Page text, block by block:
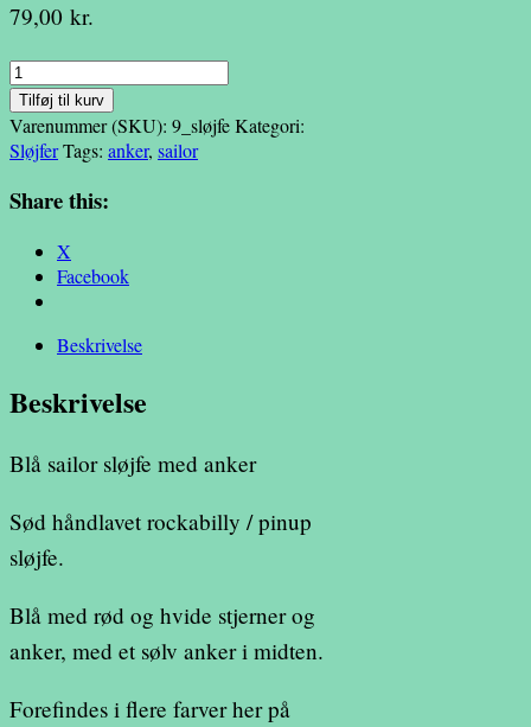
79,00 kr.
Blå
sailor
sløjfe
med
anker
antal
Tilføj til kurv
Varenummer (SKU): 9_sløjfeKategori:
SløjferTags: anker, sailor
Share this:
X
Facebook
Beskrivelse
Beskrivelse
Blå sailor sløjfe med anker
Sød håndlavet rockabilly / pinup
sløjfe.
Blå med rød og hvide stjerner og
anker, med et sølv anker i midten.
Forefindes i flere farver her på